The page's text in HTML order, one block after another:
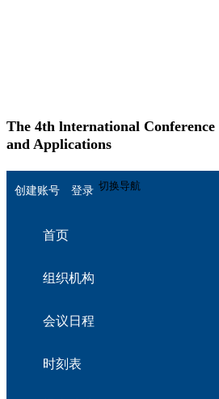
The 4th lnternational
and Applications
切换导航
创建账号 登录
首页
组织机构
会议日程
时刻表